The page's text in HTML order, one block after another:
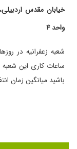
خیابان مقدس
واحد ۴
شعبه زعفرانیه در
ساعات کاری این
باشید میانگین زمان